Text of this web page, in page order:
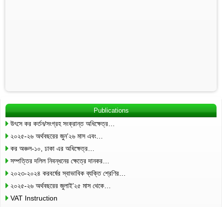
Publications
উৎসে কর কর্তন/সংগ্রহ সংক্রান্ত অধিক্ষেত্র…
২০২৫-২৬ অর্থবছরের জুন’২৬ মাস এবং…
কর অঞ্চল-১০, ঢাকা এর অধিক্ষেত্র…
সম্পত্তির দলিল নিবন্ধনের ক্ষেত্রে দানকর…
২০২৩-২০২৪ করবর্ষের স্বাভাবিক ব্যক্তি শ্রেণির…
২০২৫-২৬ অর্থবছরের জুলাই’২৫ মাস থেকে…
VAT Instruction